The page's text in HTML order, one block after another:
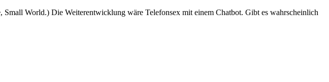
World.) Die Weiterentwicklung wäre Telefonsex mit einem Chatbot. Gibt es wahrscheinlich